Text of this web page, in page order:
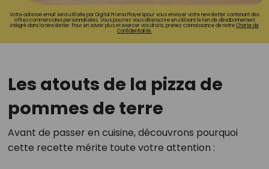
Votre adresse email sera utilisée par Digital Prisma Playerspour vous envoyer votre newsletter contenant des
offres commerciales personnalisées. Vous pourrez vous désinscrire en utilisant le lien de désabonnement
intégré dans la newsletter. Pour en savoir plus et exercer vos droits, prenez connaissance de notreCharte de
Confidentialité.
Les atouts de la pizza de
pommes de terre
Avant de passer en cuisine, découvrons pourquoi
cette recette mérite toute votre attention :